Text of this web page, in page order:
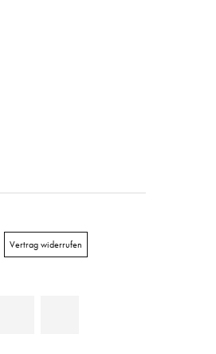
Vertrag widerrufen